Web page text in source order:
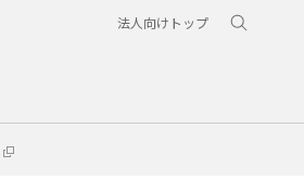
法人向けトップ